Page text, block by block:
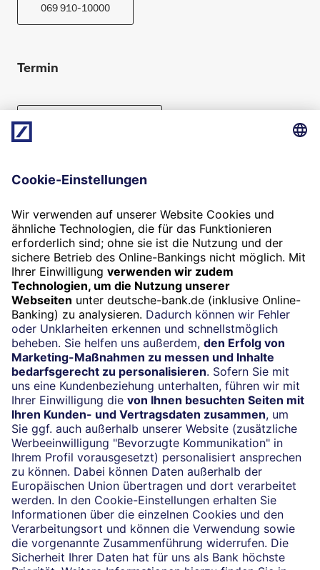
069 910-10000
Termin
Folgen Sie uns
Widerruf
Vertrag widerrufen
Impressum
Konditionen und Preise
Rechtliche Hinweise
Datenschutz
Barrierefreiheit
Cookie-Einstellungen